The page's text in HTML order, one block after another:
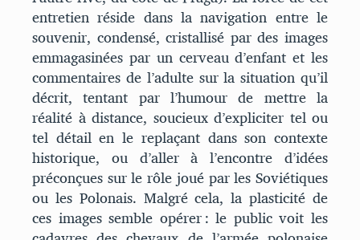
entretien réside dans la navigation entre le
souvenir, condensé, cristallisé par des images
emmagasinées par un cerveau d’enfant et les
commentaires de l’adulte sur la situation qu’il
décrit, tentant par l’humour de mettre la
réalité à distance, soucieux d’expliciter tel ou
tel détail en le replaçant dans son contexte
historique, ou d’aller à l’encontre d’idées
préconçues sur le rôle joué par les Soviétiques
ou les Polonais. Malgré cela, la plasticité de
ces images semble opérer : le public voit les